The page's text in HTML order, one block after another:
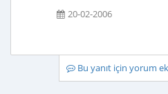
20-02-2006
Bu yanıt için yorum